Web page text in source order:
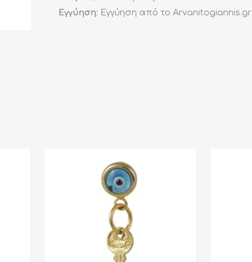
Εγγύηση: Εγγύηση από το Arvanitogiannis.gr